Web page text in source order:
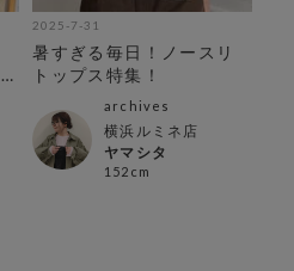
2025-7-31
暑すぎる毎日！ノースリ
トップス特集！
archives
横浜ルミネ店
ヤマシタ
152cm